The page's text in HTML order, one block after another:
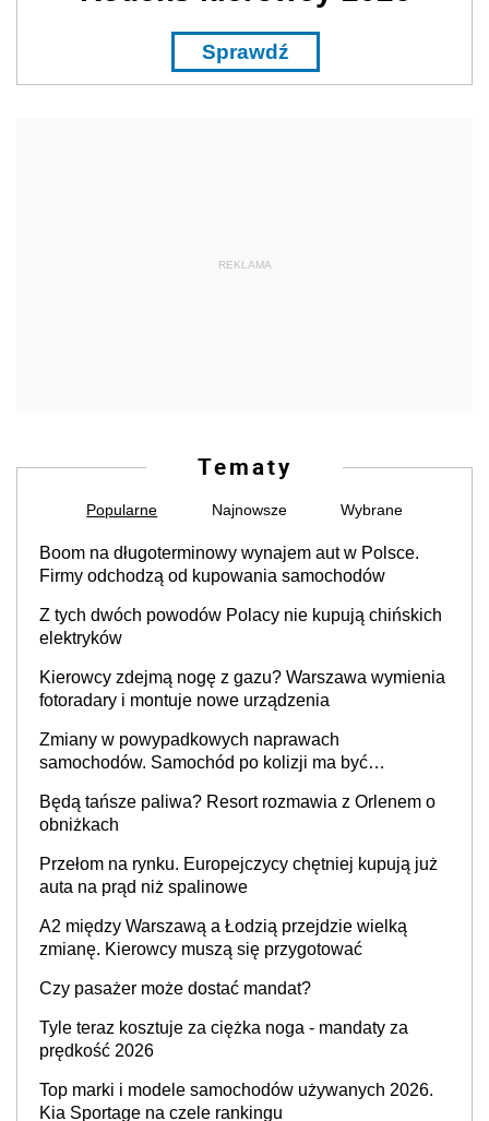
Sprawdź
REKLAMA
Tematy
Popularne Najnowsze Wybrane
Boom na długoterminowy wynajem aut w Polsce.
Firmy odchodzą od kupowania samochodów
Z tych dwóch powodów Polacy nie kupują chińskich
elektryków
Kierowcy zdejmą nogę z gazu? Warszawa wymienia
fotoradary i montuje nowe urządzenia
Zmiany w powypadkowych naprawach
samochodów. Samochód po kolizji ma być
producenta
Będą tańsze paliwa? Resort rozmawia z Orlenem o
obniżkach
Przełom na rynku. Europejczycy chętniej kupują już
auta na prąd niż spalinowe
A2 między Warszawą a Łodzią przejdzie wielką
zmianę. Kierowcy muszą się przygotować
Czy pasażer może dostać mandat?
Tyle teraz kosztuje za ciężka noga - mandaty za
prędkość 2026
Top marki i modele samochodów używanych 2026.
Kia Sportage na czele rankingu